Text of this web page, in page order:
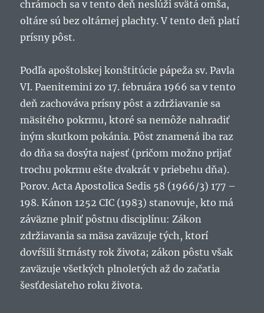
chrámoch sa v tento deň neslúži svätá omša,
oltáre sú bez oltárnej plachty. V tento deň platí
prísny pôst.
Podľa apoštolskej konštitúcie pápeža sv. Pavla
VI. Paenitemini zo 17. februára 1966 sa v tento
deň zachováva prísny pôst a zdržiavanie sa
mäsitého pokrmu, ktoré sa nemôže nahradiť
iným skutkom pokánia. Pôst znamená iba raz
do dňa sa dosýta najesť (pričom možno prijať
trochu pokrmu ešte dvakrát v priebehu dňa).
Porov. Acta Apostolica Sedis 58 (1966/3) 177 –
198. Kánon 1252 CIC (1983) stanovuje, kto má
záväzne plniť pôstnu disciplínu: Zákon
zdržiavania sa mäsa zaväzuje tých, ktorí
dovŕšili štrnásty rok života; zákon pôstu však
zaväzuje všetkých plnoletých až do začatia
šesťdesiateho roku života.